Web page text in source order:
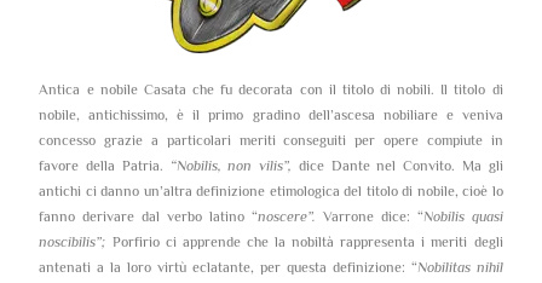
Antica e nobile Casata che fu decorata con il titolo di nobili. Il titolo di
nobile, antichissimo, è il primo gradino dell’ascesa nobiliare e veniva
concesso grazie a particolari meriti conseguiti per opere compiute in
favore della Patria. “Nobilis, non vilis”, dice Dante nel Convito. Ma gli
antichi ci danno un’altra definizione etimologica del titolo di nobile, cioè lo
fanno derivare dal verbo latino “noscere”. Varrone dice: “Nobilis quasi
noscibilis”; Porfirio ci apprende che la nobiltà rappresenta i meriti degli
antenati a la loro virtù eclatante, per questa definizione: “Nobilitas nihil